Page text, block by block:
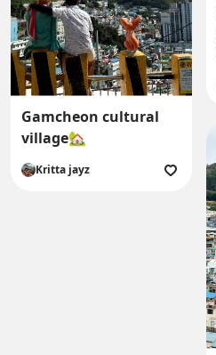
Gamcheon cultural
village🏡
Kritta jayz